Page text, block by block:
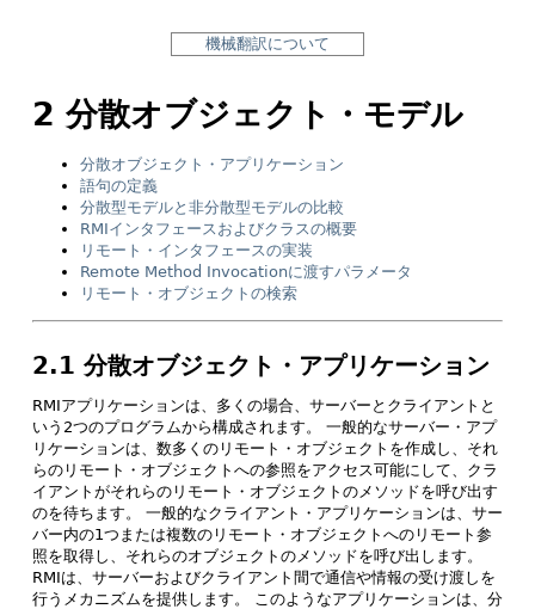
機械翻訳について
2 分散オブジェクト・モデル
分散オブジェクト・アプリケーション
語句の定義
分散型モデルと非分散型モデルの比較
RMIインタフェースおよびクラスの概要
リモート・インタフェースの実装
Remote Method Invocationに渡すパラメータ
リモート・オブジェクトの検索
2.1 分散オブジェクト・アプリケーション
RMIアプリケーションは、多くの場合、サーバーとクライアントと
いう2つのプログラムから構成されます。
一般的なサーバー・アプ
リケーションは、数多くのリモート・オブジェクトを作成し、それ
らのリモート・オブジェクトへの参照をアクセス可能にして、クラ
イアントがそれらのリモート・オブジェクトのメソッドを呼び出す
のを待ちます。
一般的なクライアント・アプリケーションは、サー
バー内の1つまたは複数のリモート・オブジェクトへのリモート参
照を取得し、それらのオブジェクトのメソッドを呼び出します。
RMIは、サーバーおよびクライアント間で通信や情報の受け渡しを
行うメカニズムを提供します。
このようなアプリケーションは、分